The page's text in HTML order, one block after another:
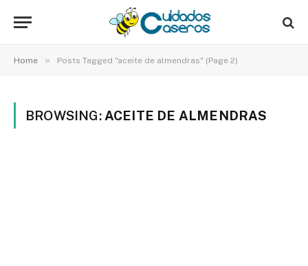
Home » Posts Tagged "aceite de almendras" (Page 2)
BROWSING: ACEITE DE ALMENDRAS